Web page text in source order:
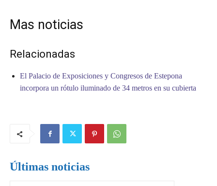
Mas noticias
Relacionadas
El Palacio de Exposiciones y Congresos de Estepona
incorpora un rótulo iluminado de 34 metros en su cubierta
Últimas noticias